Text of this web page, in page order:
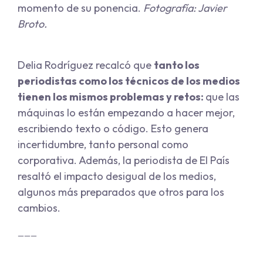
momento de su ponencia. Fotografía: Javier
Broto.
Delia Rodríguez recalcó que tanto los
periodistas como los técnicos de los medios
tienen los mismos problemas y retos: que las
máquinas lo están empezando a hacer mejor,
escribiendo texto o código. Esto genera
incertidumbre, tanto personal como
corporativa. Además, la periodista de El País
resaltó el impacto desigual de los medios,
algunos más preparados que otros para los
cambios.
———